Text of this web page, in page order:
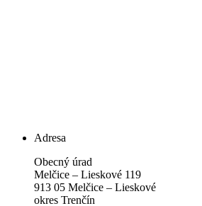
Adresa
Obecný úrad
Melčice – Lieskové 119
913 05 Melčice – Lieskové
okres Trenčín